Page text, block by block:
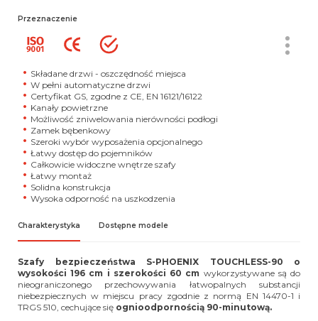
Przeznaczenie
Składane drzwi - oszczędność miejsca
W pełni automatyczne drzwi
Certyfikat GS, zgodne z CE, EN 16121/16122
Kanały powietrzne
Możliwość zniwelowania nierówności podłogi
Zamek bębenkowy
Szeroki wybór wyposażenia opcjonalnego
Łatwy dostęp do pojemników
Całkowicie widoczne wnętrze szafy
Łatwy montaż
Solidna konstrukcja
Wysoka odporność na uszkodzenia
Charakterystyka Dostępne modele
Szafy bezpieczeństwa S-PHOENIX TOUCHLESS-90
o
wysokości 196 cm i szerokości 60 cm wykorzystywane są do
nieograniczonego przechowywania łatwopalnych substancji
niebezpiecznych w miejscu pracy zgodnie z normą EN 14470-1 i
TRGS 510, cechujące się ognioodpornością 90-minutową.